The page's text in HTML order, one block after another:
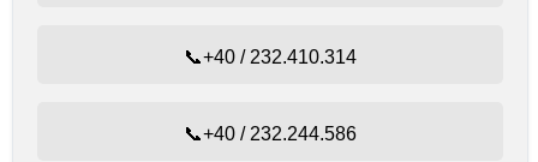
📞+40 / 232.410.314
📞+40 / 232.244.586